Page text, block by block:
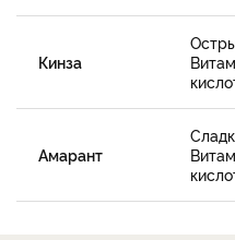
Кинза
Амарант